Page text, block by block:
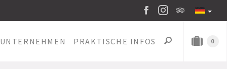
UNTERNEHMEN PRAKTISCHE INFOS 0